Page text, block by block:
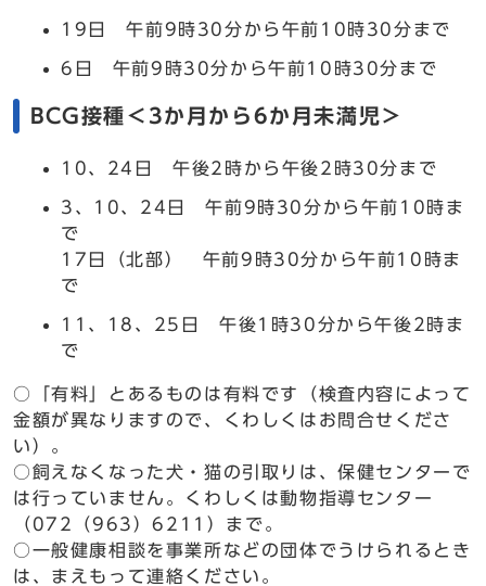
19日 午前9時30分から午前10時30分まで
6日 午前9時30分から午前10時30分まで
BCG接種＜3か月から6か月未満児＞
10、24日 午後2時から午後2時30分まで
3、10、24日 午前9時30分から午前10時ま
で
17日（北部） 午前9時30分から午前10時ま
で
11、18、25日 午後1時30分から午後2時ま
で
○「有料」とあるものは有料です（検査内容によって
金額が異なりますので、くわしくはお問合せくださ
い）。
○飼えなくなった犬・猫の引取りは、保健センターで
は行っていません。くわしくは動物指導センター
（072（963）6211）まで。
○一般健康相談を事業所などの団体でうけられるとき
は、まえもって連絡ください。